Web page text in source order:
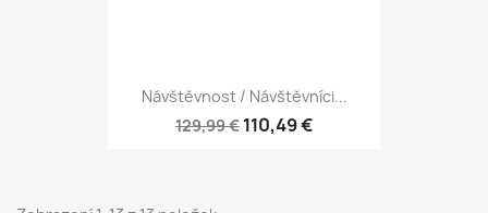
Návštěvnost / Návštěvníci...
129,99 € 110,49 €